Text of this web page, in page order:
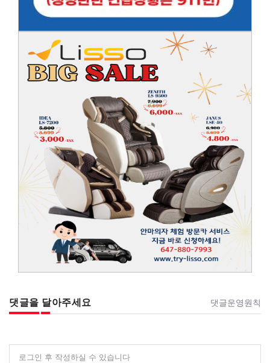
댓글을 달아주세요 댓글운영원칙
로그인 후 작성하실 수 있습니다